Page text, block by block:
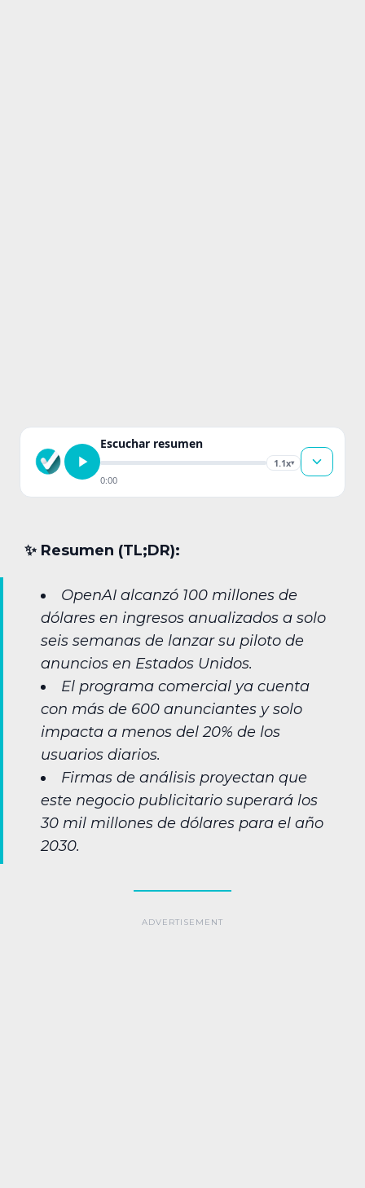
Escuchar resumen
1.1x▾
0:00
✨︎ Resumen (TL;DR):
OpenAI alcanzó 100 millones de
dólares en ingresos anualizados a solo
seis semanas de lanzar su piloto de
anuncios en Estados Unidos.
El programa comercial ya cuenta
con más de 600 anunciantes y solo
impacta a menos del 20% de los
usuarios diarios.
Firmas de análisis proyectan que
este negocio publicitario superará los
30 mil millones de dólares para el año
2030.